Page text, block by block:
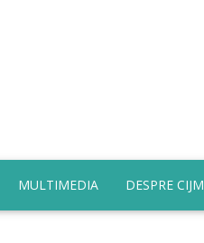
MULTIMEDIA DESPRE CIJM